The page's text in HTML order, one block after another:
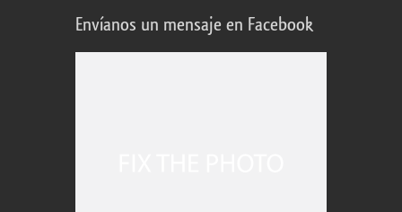
Envíanos un mensaje en Facebook